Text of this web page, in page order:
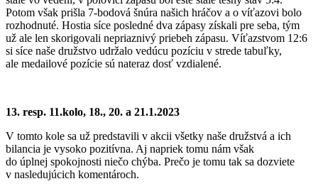
Potom však prišla 7-bodová šnúra našich hráčov a o víťazovi bolo
rozhodnuté. Hostia síce posledné dva zápasy získali pre seba, tým
už ale len skorigovali nepriaznivý priebeh zápasu. Víťazstvom 12:6
si síce naše družstvo udržalo vedúcu pozíciu v strede tabuľky,
ale medailové pozície sú nateraz dosť vzdialené.
13. resp. 11.kolo, 18., 20. a 21.1.2023
V tomto kole sa už predstavili v akcii všetky naše družstvá a ich
bilancia je vysoko pozitívna. Aj napriek tomu nám však
do úplnej spokojnosti niečo chýba. Prečo je tomu tak sa dozviete
v nasledujúcich komentároch.